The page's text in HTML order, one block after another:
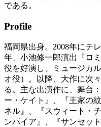
である。
Profile
福岡県出身。2008年にテ
年、小池修一郎演出『ロ
役を好演し、ミュージカ
オ役）。以降、大作に次
る。主な出演作に、舞台
ー・ケイト』、『王家の
ネル』、『スウィート・
ンパイア』、『サンセッ